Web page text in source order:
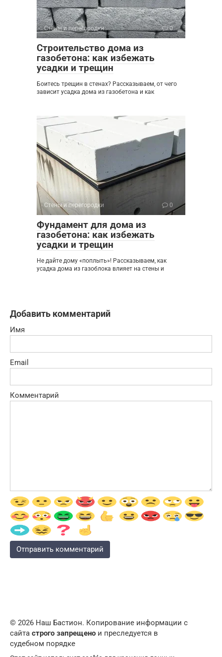
Стены и перегородки 0
Строительство дома из
газобетона: как избежать
усадки и трещин
Боитесь трещин в стенах? Рассказываем, от чего
зависит усадка дома из газобетона и как
Стены и перегородки 0
Фундамент для дома из
газобетона: как избежать
усадки и трещин
Не дайте дому «поплыть»! Рассказываем, как
усадка дома из газоблока влияет на стены и
Добавить комментарий
Имя
Email
Комментарий
© 2026 Наш Бастион. Копирование информации с
сайта строго запрещено и преследуется в
судебном порядке